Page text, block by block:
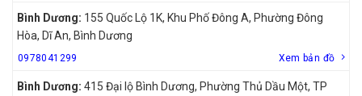
Bình Dương: 155 Quốc Lộ 1K, Khu Phố Đông A, Phường Đông
Hòa, Dĩ An, Bình Dương
0978041299 Xem bản đồ
Bình Dương: 415 Đại lộ Bình Dương, Phường Thủ Dầu Một, TP